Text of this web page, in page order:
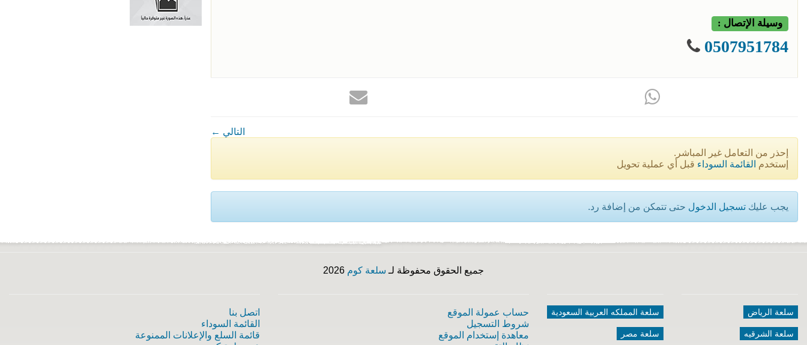
وسيلة الإتصال :
0507951784
← التالي
إحذر من التعامل غير المباشر.
إستخدم القائمة السوداء قبل أي عملية تحويل
يجب عليك تسجيل الدخول حتى تتمكن من إضافة رد.
جميع الحقوق محفوظة لـ سلعة كوم
سلعة الرياض
سلعة الشرقيه
سلعة المملكه العربية السعودية
سلعة مصر
حساب عمولة الموقع
شروط التسجيل
معاهدة إستخدام الموقع
اتصل بنا
القائمة السوداء
قائمة السلع والإعلانات الممنوعة